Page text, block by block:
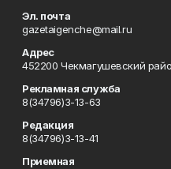
Эл. почта
gazetaigenche@mail.ru
Адрес
452200 Чекмагушевский
Рекламная служба
8(34796)3-13-63
Редакция
8(34796)3-13-41
Приемная